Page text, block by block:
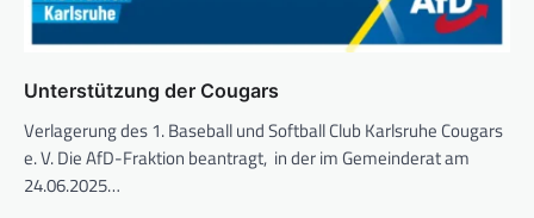
Unterstützung der Cougars
Verlagerung des 1. Baseball und Softball Club Karlsruhe Cougars
e. V. Die AfD-Fraktion beantragt, in der im Gemeinderat am
24.06.2025…